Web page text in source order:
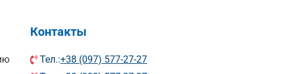
Контакты
Тел.:+38 (097) 577-27-27